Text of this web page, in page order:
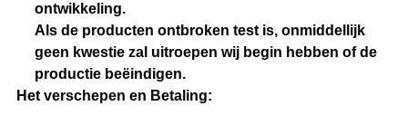
ontwikkeling.
Als de producten ontbroken test is, onmiddellijk
geen kwestie zal uitroepen wij begin hebben of de
productie beëindigen.
Het verschepen en Betaling: